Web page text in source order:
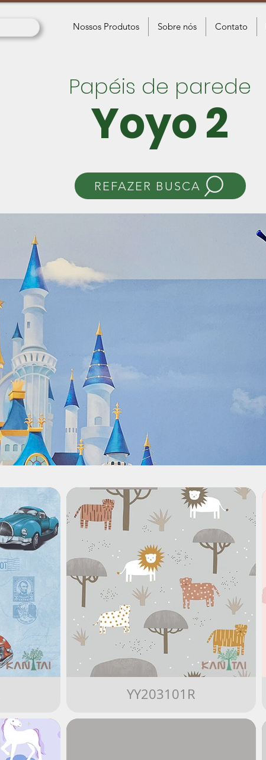
Nossos Produtos Sobre nós Contato
Papéis de parede
Yoyo 2
REFAZER BUSCA
YY203101R